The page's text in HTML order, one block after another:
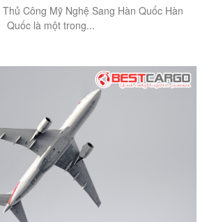
Công Mỹ Nghệ Sang Hàn Quốc Hàn
Quốc là một trong...